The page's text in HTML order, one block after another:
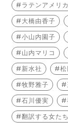
ラテンアメリカ
大橋由香子
小山内園子
山内マリコ
新水社
牧野雅子
石川優実
翻訳する女たち